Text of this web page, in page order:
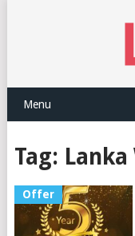
Menu
Tag:
Offer